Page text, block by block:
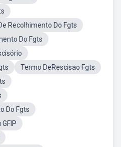
Recolhimento Do Fgts
Do Fgts
Termo DeRescisao Fgts
Do Fgts